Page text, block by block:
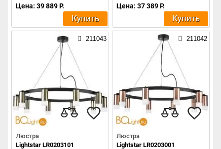
Цена: 39 889 Р.
Купить
Цена: 37 389 Р.
Купить
211043
Люстра
Lightstar LR0203101
211042
Люстра
Lightstar LR0203001